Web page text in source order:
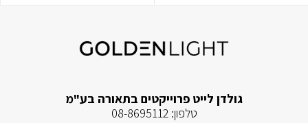
גולדן לייט פרוייקטים בתאורה בע"מ
טלפון:08-8695112